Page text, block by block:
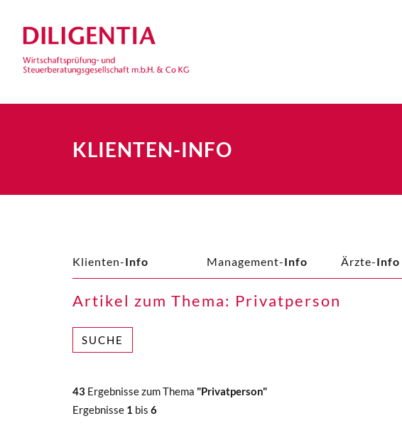
KLIENTEN-INFO
Klienten-Info Management-Info Ärzte-Info
Artikel zum Thema: Privatperson
SUCHE
43 Ergebnisse zum Thema "Privatperson"
Ergebnisse 1 bis 6